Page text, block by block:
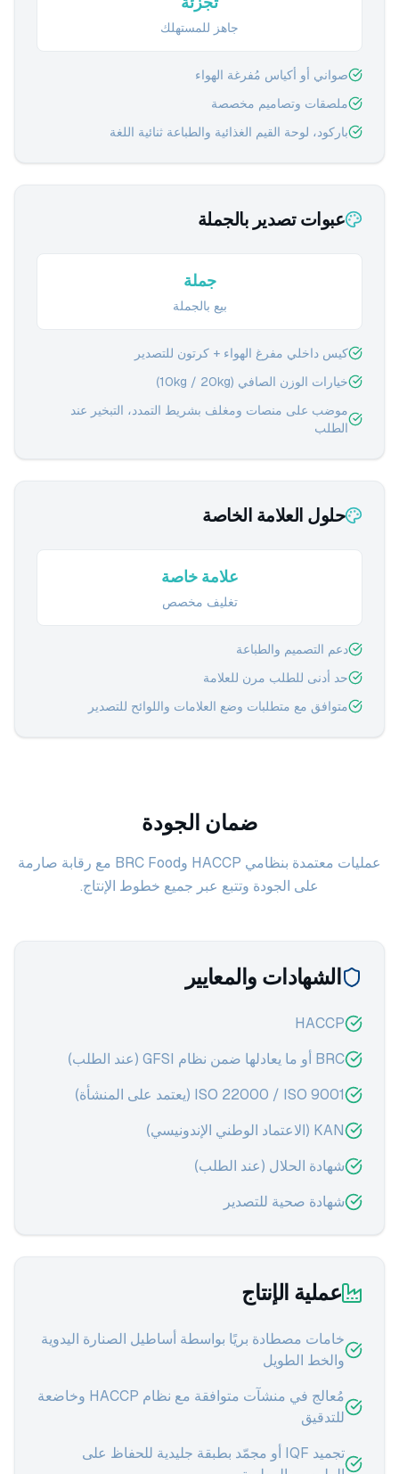
جاهز للمستهلك
صواني أو أكياس مُفرغة الهواء
ملصقات وتصاميم مخصصة
باركود، لوحة القيم الغذائية والطباعة ثنائية اللغة
عبوات تصدير بالجملة
جملة
بيع بالجملة
كيس داخلي مفرغ الهواء + كرتون للتصدير
خيارات الوزن الصافي (10kg / 20kg)
موضب على منصات ومغلف بشريط التمدد، التبخير عند
الطلب
حلول العلامة الخاصة
علامة خاصة
تغليف مخصص
دعم التصميم والطباعة
حد أدنى للطلب مرن للعلامة
متوافق مع متطلبات وضع العلامات واللوائح للتصدير
ضمان الجودة
عمليات معتمدة بنظامي HACCP وBRC Food مع رقابة صارمة
على الجودة وتتبع عبر جميع خطوط الإنتاج.
الشهادات والمعايير
HACCP
BRC أو ما يعادلها ضمن نظام GFSI (عند الطلب)
ISO 22000 / ISO 9001 (يعتمد على المنشأة)
KAN (الاعتماد الوطني الإندونيسي)
شهادة الحلال (عند الطلب)
شهادة صحية للتصدير
عملية الإنتاج
خامات مصطادة بريًا بواسطة أساطيل الصنارة اليدوية
والخط الطويل
مُعالج في منشآت متوافقة مع نظام HACCP وخاضعة
للتدقيق
تجميد IQF أو مجمّد بطبقة جليدية للحفاظ على